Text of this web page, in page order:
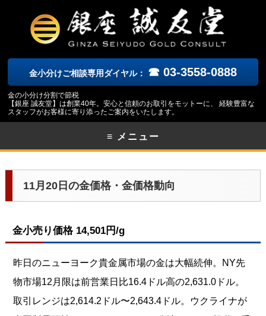
金小分けご相談専用ダイヤル： ☎ 03-3558-0888
金の小分け分割で節税
【銀座 誠友堂】は創業40年。安心と信頼のお取引をモットーに、 経験豊富な
スタッフがお客様に寄り添ったご案内をいたします。
≡ メニュー
11月20日の金価格・金価格動向
金小売り価格 14,501円/g
昨日のニューヨーク貴金属市場の金は大幅続伸。NY先
物市場12月限は前営業日比16.4ドル高の2,631.0ドル。
取引レンジは2,614.2ドル〜2,643.4ドル。ウクライナが